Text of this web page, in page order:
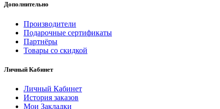
Дополнительно
Производители
Подарочные сертификаты
Партнёры
Товары со скидкой
Личный Кабинет
Личный Кабинет
История заказов
Мои Закладки